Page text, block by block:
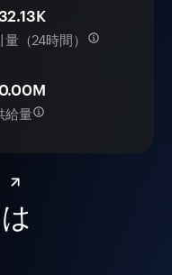
（24時間）
給量